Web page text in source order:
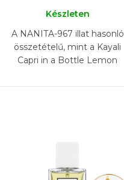
Készleten
A NANITA-967 illat hasonló
összetételű, mint a Kayali
Capri in a Bottle Lemon